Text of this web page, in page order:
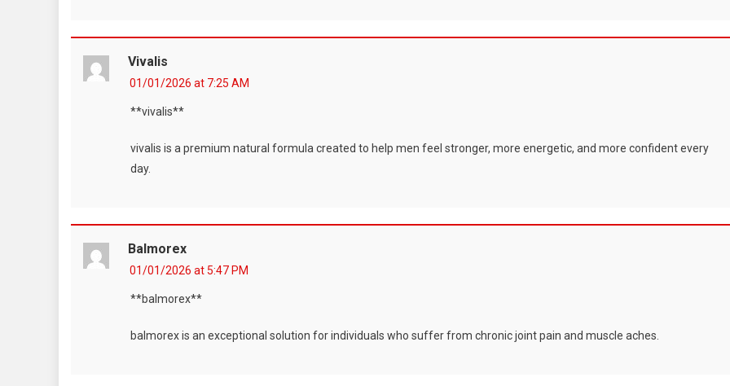
Vivalis
01/01/2026 at 7:25 AM
**vivalis**
vivalis is a premium natural formula created to help men feel stronger, more energetic, and more confident every
day.
Balmorex
01/01/2026 at 5:47 PM
**balmorex**
balmorex is an exceptional solution for individuals who suffer from chronic joint pain and muscle aches.